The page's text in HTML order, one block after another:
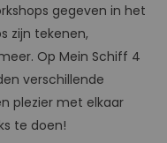
gegeven in het
zijn tekenen,
Op Mein Schiff 4
verschillende
plezier met elkaar
te doen!